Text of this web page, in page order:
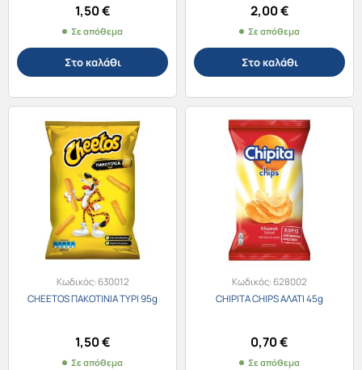
1,50€
Σε απόθεμα
Στο καλάθι
2,00€
Σε απόθεμα
Στο καλάθι
Κωδικός:630012
CHEETOS ΠΑΚΟΤΙΝΙΑ ΤΥΡΙ 95g
1,50€
Σε απόθεμα
Κωδικός:628002
CHIPITA CHIPS ΑΛΑΤΙ 45g
0,70€
Σε απόθεμα